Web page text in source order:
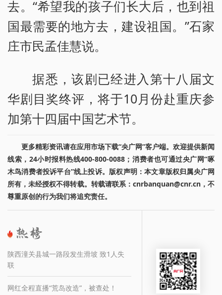
去。“希望我的孩子们长大后，也到祖
国最需要的地方去，建设祖国。”石家
庄市民孟佳慧说。
据悉，该剧已经进入第十八届文
华剧目奖终评，将于10月份赴重庆参
加第十四届中国艺术节。
更多精彩资讯请在应用市场下载“央广网”客户端。欢迎提供新闻
线索，24小时报料热线400-800-0088；消费者也可通过央广网“啄
木鸟消费者投诉平台”线上投诉。版权声明：本文章版权归属央广网
所有，未经授权不得转载。转载请联系：cnrbanquan@cnr.cn，不
尊重原创的行为我们将追究责任。
陕西潼关县城一路段发生滑坡 致1人失
联
网红全程直播“荒岛改造”，被查处！